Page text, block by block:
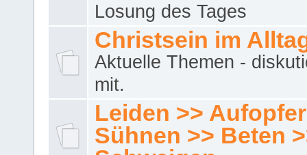
Losung des Tages
Christsein im
Aktuelle Themen -
mit.
Leiden >>
Sühnen >> Beten